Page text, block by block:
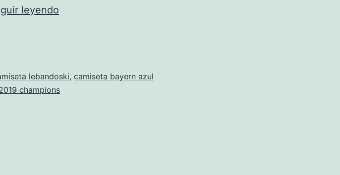
leyendo
ANUNCIOS
Agosto
lebandoski, camiseta bayern azul
champions